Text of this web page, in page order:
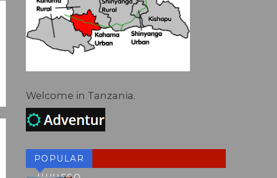
Welcome in Tanzania.
POPULAR